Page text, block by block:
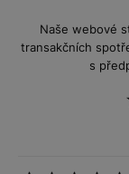
Naše webové
transakčních
s